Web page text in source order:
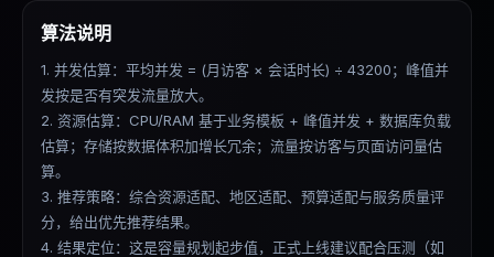
算法说明
1. 并发估算：平均并发 = (月访客 × 会话时长) ÷ 43200；峰值并
发按是否有突发流量放大。
2. 资源估算：CPU/RAM 基于业务模板 + 峰值并发 + 数据库负载
估算；存储按数据体积加增长冗余；流量按访客与页面访问量估
算。
3. 推荐策略：综合资源适配、地区适配、预算适配与服务质量评
分，给出优先推荐结果。
4. 结果定位：这是容量规划起步值，正式上线建议配合压测（如